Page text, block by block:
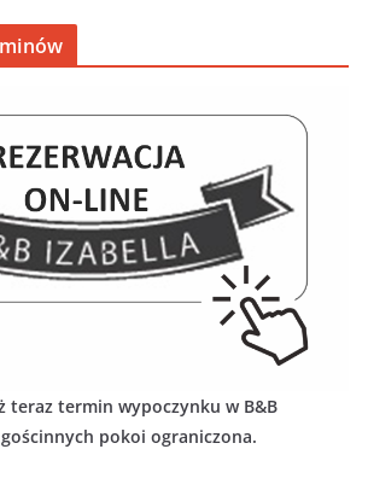
teraz termin wypoczynku w B&B
pokoi ograniczona.